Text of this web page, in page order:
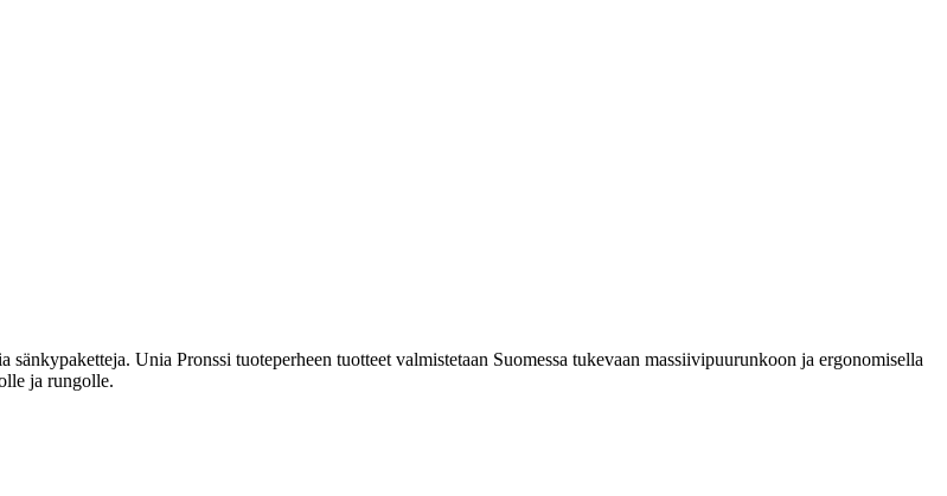
Unia Pronssi tuoteperheen tuotteet valmistetaan Suomessa tukevaan massiivipuurunkoon ja ergonomisella
ja rungolle.